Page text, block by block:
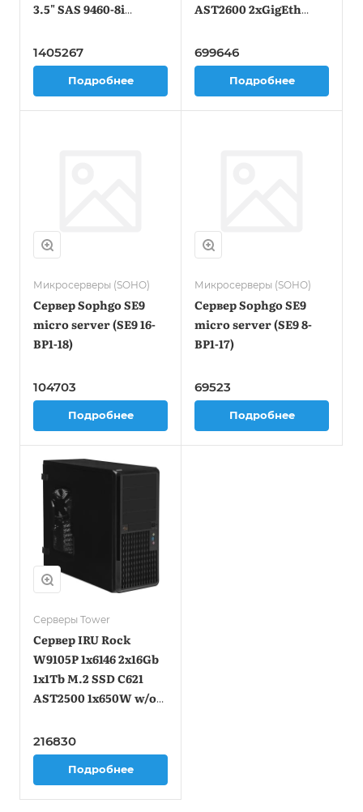
3.5" SAS 9460-8i
2x1600W w/o OS
(2135456)
1405267
Подробнее
AST2600 2xGigEth
(2127944)
699646
Подробнее
Микросерверы (SOHO)
Сервер Sophgo SE9
micro server (SE9 16-
BP1-18)
104703
Подробнее
Микросерверы (SOHO)
Сервер Sophgo SE9
micro server (SE9 8-
BP1-17)
69523
Подробнее
Серверы Tower
Сервер IRU Rock
W9105P 1x6146 2x16Gb
1x1Tb M.2 SSD С621
AST2500 1x650W w/o
216830
Подробнее